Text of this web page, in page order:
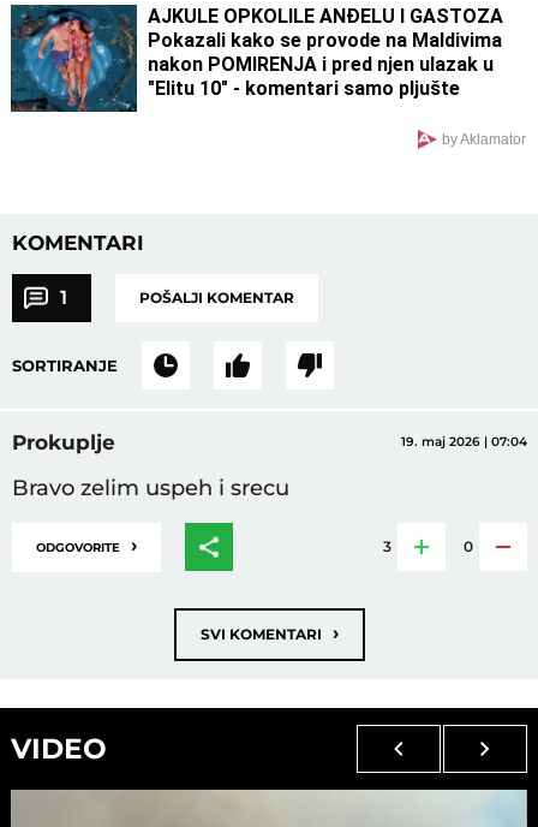
AJKULE OPKOLILE ANĐELU I GASTOZA
Pokazali kako se provode na Maldivima
nakon POMIRENJA i pred njen ulazak u
"Elitu 10" - komentari samo pljušte
by Aklamator
KOMENTARI
1 POŠALJI KOMENTAR
SORTIRANJE
Prokuplje 19. maj 2026 | 07:04
Bravo zelim uspeh i srecu
ODGOVORITE › 3 0
SVI KOMENTARI ›
VIDEO